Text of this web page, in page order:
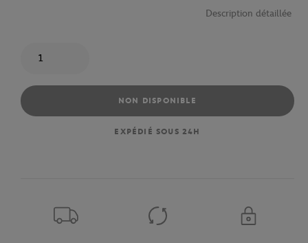
Description détaillée
NON DISPONIBLE
EXPÉDIÉ SOUS 24H